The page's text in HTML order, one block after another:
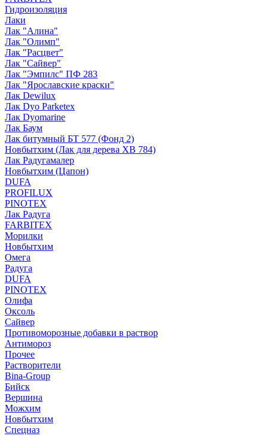
Гидроизоляция
Лаки
Лак "Алина"
Лак "Олимп"
Лак "Расцвет"
Лак "Сайвер"
Лак "Эмпилс" ПФ 283
Лак "Ярославские краски"
Лак Dewilux
Лак Dyo Parketex
Лак Dyomarine
Лак Баум
Лак битумный БТ 577 (Фонд 2)
Новбытхим (Лак для дерева ХВ 784)
Лак Радугамалер
Новбытхим (Цапон)
DUFA
PROFILUX
PINOTEX
Лак Радуга
FARBITEX
Морилки
Новбытхим
Омега
Радуга
DUFA
PINOTEX
Олифа
Оксоль
Сайвер
Противоморозные добавки в раствор
Антимороз
Прочее
Растворители
Bina-Group
Бийск
Вершина
Можхим
Новбытхим
Спецназ